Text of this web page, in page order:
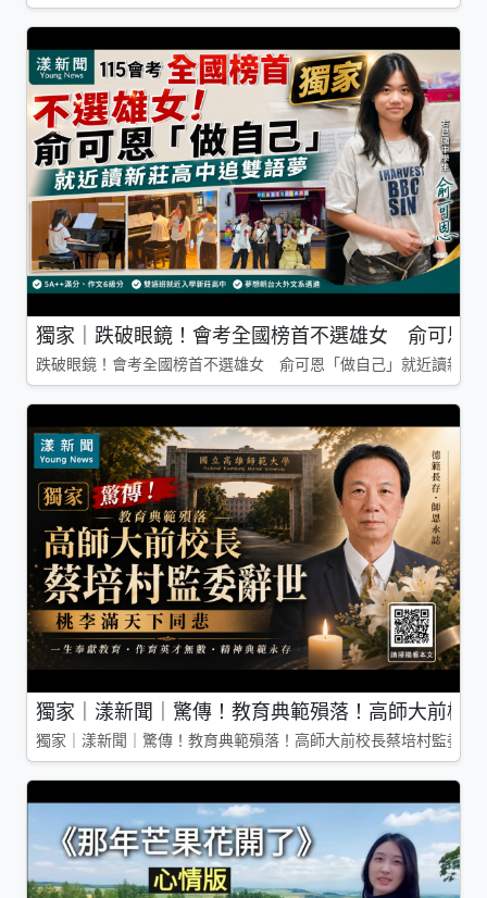
獨家｜跌破眼鏡！會考全國榜首不選雄女 俞可恩
跌破眼鏡！會考全國榜首不選雄女 俞可恩「做自己」就近讀新莊
獨家｜漾新聞｜驚傳！教育典範殞落！高師大前校
獨家｜漾新聞｜驚傳！教育典範殞落！高師大前校長蔡培村監委